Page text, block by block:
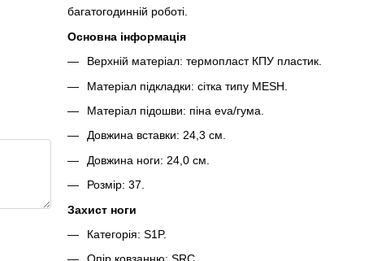
багатогодинній роботі.
Основна інформація
Верхній матеріал: термопласт КПУ пластик.
Матеріал підкладки: сітка типу MESH.
Матеріал підошви: піна eva/гума.
Довжина вставки: 24,3 см.
Довжина ноги: 24,0 см.
Розмір: 37.
Захист ноги
Категорія: S1P.